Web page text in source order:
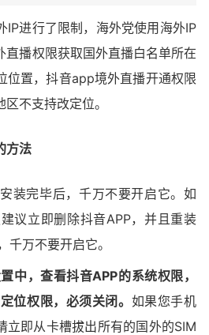
IP进行了限制，海外党使用海外IP
直播权限获取国外直播白名单所在
位置，抖音app境外直播开通权限
不支持改定位。
方法
装完毕后，千万不要开启它。如
议立即删除抖音APP，并且重装
千万不要开启它。
中，查看抖音APP的系统权限，
位权限，必须关闭。 如果您手机
立即从卡槽拔出所有的国外的SIM